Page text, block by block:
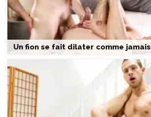
Un fion se fait dilater comme jamais